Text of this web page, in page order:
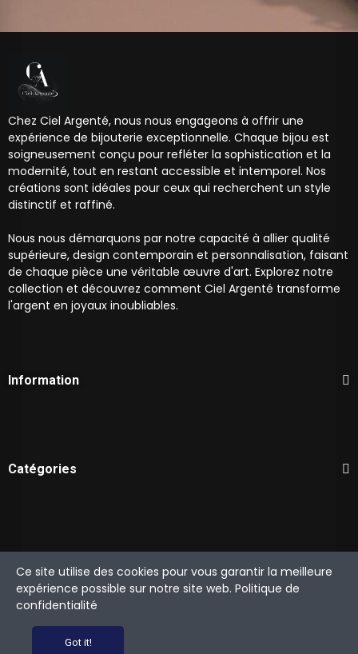
Chez Ciel Argenté, nous nous engageons à offrir une
expérience de bijouterie exceptionnelle. Chaque bijou est
soigneusement conçu pour refléter la sophistication et la
modernité, tout en restant accessible et intemporel. Nos
créations sont idéales pour ceux qui recherchent un style
distinctif et raffiné.
Nous nous démarquons par notre capacité à allier qualité
supérieure, design contemporain et personnalisation, faisant
de chaque pièce une véritable œuvre d'art. Explorez notre
collection et découvrez comment Ciel Argenté transforme
l'argent en joyaux inoubliables.
Information
Catégories
Copyright © 2024 Ciel Argenté
Ce site utilise des cookies pour vous garantir la meilleure
expérience possible sur notre site web. Politique de
confidentialité
Got it!